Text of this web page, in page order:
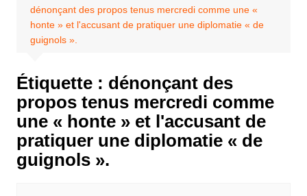
dénonçant des propos tenus mercredi comme une «
honte » et l'accusant de pratiquer une diplomatie « de
guignols ».
Étiquette : dénonçant des
propos tenus mercredi comme
une « honte » et l'accusant de
pratiquer une diplomatie « de
guignols ».